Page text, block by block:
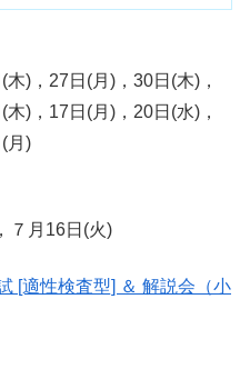
)，27日(月)，30日(木)，
)，17日(月)，20日(水)，
月)
７月16日(火)
[適性検査型] ＆ 解説会（小